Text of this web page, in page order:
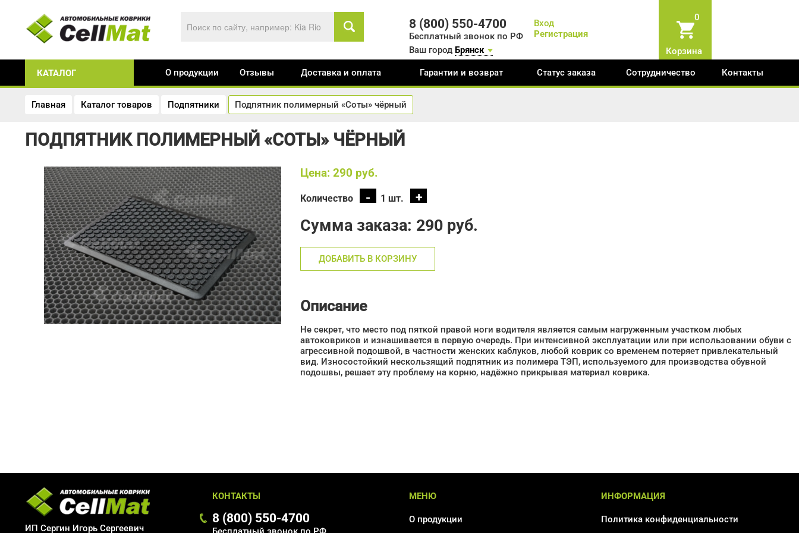
8 (800) 550-4700
Бесплатный звонок по РФ
Вход
Регистрация
0
Корзина
Ваш городБрянск
КАТАЛОГ О продукции Отзывы Доставка и оплата Гарантии и возврат Статус заказа Сотрудничество Контакты
Главная Каталог товаров Подпятники Подпятник полимерный «Соты» чёрный
ПОДПЯТНИК ПОЛИМЕРНЫЙ «СОТЫ» ЧЁРНЫЙ
Цена: 290 руб.
Количество - 1 шт. +
Сумма заказа: 290 руб.
ДОБАВИТЬ В КОРЗИНУ
Описание
Не секрет, что место под пяткой правой ноги водителя является самым нагруженным участком любых
автоковриков и изнашивается в первую очередь. При интенсивной эксплуатации или при использовании обуви с
агрессивной подошвой, в частности женских каблуков, любой коврик со временем потеряет привлекательный
вид. Износостойкий нескользящий подпятник из полимера ТЭП, используемого для производства обувной
подошвы, решает эту проблему на корню, надёжно прикрывая материал коврика.
ИП Сергин Игорь Сергеевич
КОНТАКТЫ
8 (800) 550-4700
МЕНЮ
О продукции
ИНФОРМАЦИЯ
Политика конфиденциальности